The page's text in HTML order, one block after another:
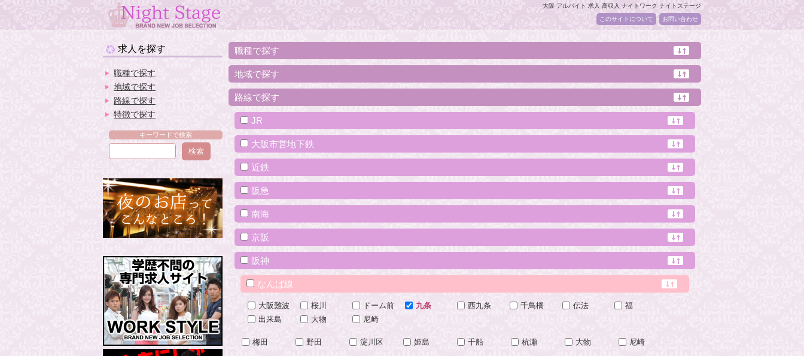
大阪 アルバイト 求人 高収入 ナイトワーク ナイトステージ
このサイトについて
お問い合わせ
職種で探す
地域で探す
路線で探す
JR
大阪市営地下鉄
近鉄
阪急
南海
京阪
阪神
なんば線
大阪難波 桜川 ドーム前 九条 西九条 千鳥橋 伝法
福
出来島
大物 尼崎
梅田 野田 淀川区 姫島 千船 杭瀬 大物 尼崎
求人を探す
職種で探す
地域で探す
路線で探す
特徴で探す
キーワードで検索